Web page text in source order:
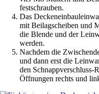
festschrauben.
Das
mit Beilagscheiben und
die Blende und der
werden.
Nachdem die
und dann erst die
den Schnappverschluss-
Öffnungen rechts und